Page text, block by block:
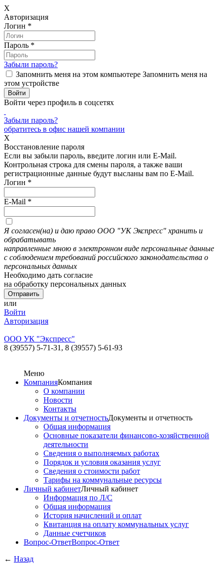
X
Авторизация
Логин *
Пароль *
Забыли пароль?
Запомнить меня на этом компьютере Запомнить меня на
этом устройстве
Войти через профиль в соцсетях
Забыли пароль?
обратитесь в офис нашей компании
X
Восстановление пароля
Если вы забыли пароль, введите логин или E-Mail.
Контрольная строка для смены пароля, а также ваши
регистрационные данные будут высланы вам по E-Mail.
Логин *
E-Mail *
Я согласен(на) и даю право ООО "УК Экспресс" хранить и
обрабатывать
направленные мною в электронном виде персональные данные
с соблюдением требований российского законодательства о
персональных данных
Необходимо дать согласие
на обработку персональных данных
или
Войти
Авторизация
ООО УК "Экспресс"
8 (39557) 5-71-31, 8 (39557) 5-61-93
Меню
КомпанияКомпания
О компании
Новости
Контакты
Документы и отчетностьДокументы и отчетность
Общая информация
Основные показатели финансово-хозяйственной
деятельности
Сведения о выполняемых работах
Порядок и условия оказания услуг
Сведения о стоимости работ
Тарифы на коммунальные ресурсы
Личный кабинетЛичный кабинет
Информация по Л/С
Общая информация
История начислений и оплат
Квитанция на оплату коммунальных услуг
Данные счетчиков
Вопрос-ОтветВопрос-Ответ
← Назад